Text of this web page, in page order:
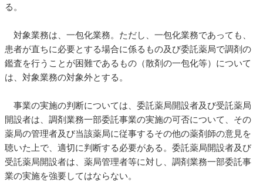
る。
対象業務は、一包化業務。ただし、一包化業務であっても、
患者が直ちに必要とする場合に係るもの及び委託薬局で調剤の
鑑査を行うことが困難であるもの（散剤の一包化等）について
は、対象業務の対象外とする。
事業の実施の判断については、委託薬局開設者及び受託薬局
開設者は、調剤業務一部委託事業の実施の可否について、その
薬局の管理者及び当該薬局に従事するその他の薬剤師の意見を
聴いた上で、適切に判断する必要がある。委託薬局開設者及び
受託薬局開設者は、薬局管理者等に対し、調剤業務一部委託事
業の実施を強要してはならない。